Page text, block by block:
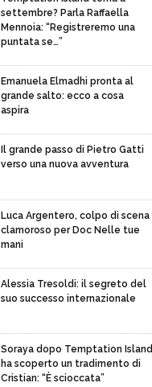
settembre? Parla Raffaella
Mennoia: “Registreremo una
puntata se…”
Emanuela Elmadhi pronta al
grande salto: ecco a cosa
aspira
Il grande passo di Pietro Gatti
verso una nuova avventura
Luca Argentero, colpo di scena
clamoroso per Doc Nelle tue
mani
Alessia Tresoldi: il segreto del
suo successo internazionale
Soraya dopo Temptation Island
ha scoperto un tradimento di
Cristian: “È scioccata”